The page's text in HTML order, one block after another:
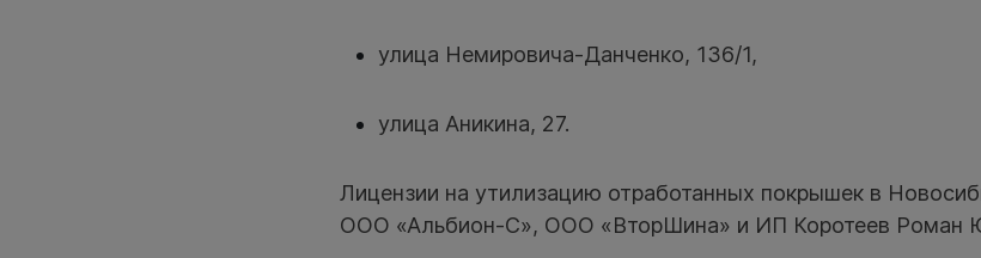
улица Немировича-Данченко, 136/1,
улица Аникина, 27.
Лицензии на утилизацию отработанных покрышек в
ООО «Альбион-С», ООО «ВторШина» и ИП Коротеев Роман